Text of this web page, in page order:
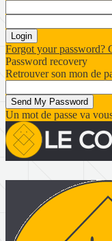
Forgot your password?
Password recovery
Retrouver son mon de
Un mot de passe va